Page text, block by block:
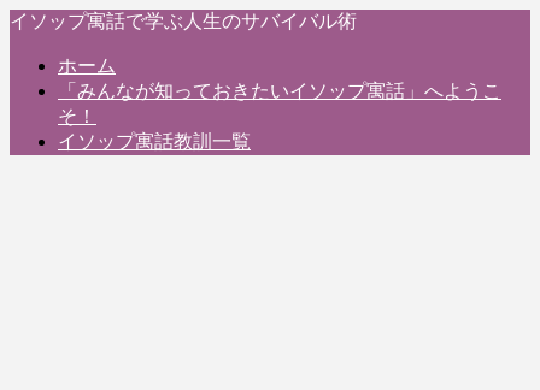
イソップ寓話で学ぶ人生のサバイバル術
ホーム
「みんなが知っておきたいイソップ寓話」へようこ
そ！
イソップ寓話教訓一覧